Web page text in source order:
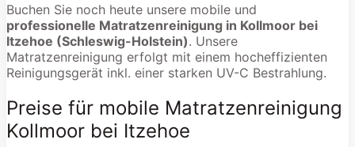
Buchen Sie noch heute unsere mobile und
professionelle Matratzenreinigung in Kollmoor bei
Itzehoe (Schleswig-Holstein). Unsere
Matratzenreinigung erfolgt mit einem hocheffizienten
Reinigungsgerät inkl. einer starken UV-C Bestrahlung.
Preise für mobile Matratzenreinigung
Kollmoor bei Itzehoe